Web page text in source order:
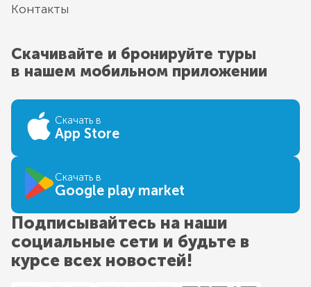
Контакты
Скачивайте и бронируйте туры
в нашем мобильном приложении
Скачать в
App Store
Скачать в
Google play market
Подписывайтесь на наши
социальные сети и будьте в
курсе всех новостей!